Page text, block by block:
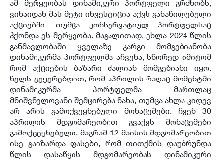
ამ მერყეობას დინამიკური პორტფელი გრძნობს,
ვინაიდან მას მეტი ინვესტიცია აქვს განაწილებული
აქციებში. თუმცა კონსერვატიულ პორტფელსაც
ჰქონდა ეს მერყეობა. მაგალითად, ეხლა 2024 წლის
განმავლობაში ყველაზე კარგი მომგებიანობა
დინამიკურმა პორტფელმა აჩვენა, სწორედ იმიტომ
რომ აქციების ბაზარი ძალიან მომგებიანი იყო.
წელს ვუყურებდით, რომ აპრილის რაღაც მომენტში
დინამიკურმა პორტფელმა მართლაც
მნიშვნელოვანი შემცირება ნახა, თუმცა ახლა კიდევ
არ არის გამოქვეყნებული მონაცემები. ჩვენ 30
აპრილის მდგომარეობით გვაქვს მონაცემები
გამოქვეყნებული, მაგრამ 12 მაისის მდგომარეობით
ისე გაიზარდა ფასები, რომ თითქმის დაუბრუნდა
წლის დასაწყის მდგომარეობას დინამიკური